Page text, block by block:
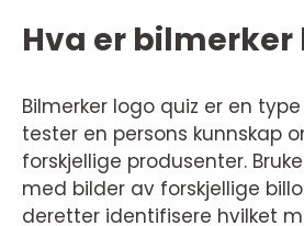
Hva er bilmerker
Bilmerker logo quiz er en
tester en persons kunnskap
forskjellige produsenter.
med bilder av forskjellige
deretter identifisere hvilket